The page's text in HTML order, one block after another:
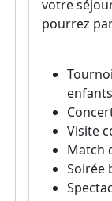
votre
pourrez
enfants
Visite
Match
Soirée